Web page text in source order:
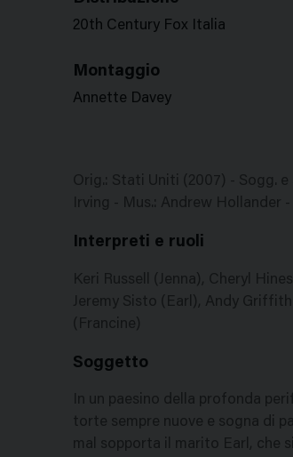
20th Century Fox Italia
Montaggio
Annette Davey
Orig.: Stati Uniti (2007) - Sogg.
Irving - Mus.: Andrew Hollander
Interpreti e ruoli
Keri Russell (Jenna), Cheryl
Jeremy Sisto (Earl), Andy
(Francine)
Soggetto
In un paesino della profonda
torte sempre nuove e sogna di
mal sopporta il marito Earl, che